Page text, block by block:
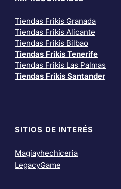
Tiendas Frikis Granada
Tiendas Frikis Alicante
Tiendas Frikis Bilbao
Tiendas Frikis Tenerife
Tiendas Frikis Las Palmas
Tiendas Frikis Santander
SITIOS DE INTERÉS
Magiayhechiceria
LegacyGame